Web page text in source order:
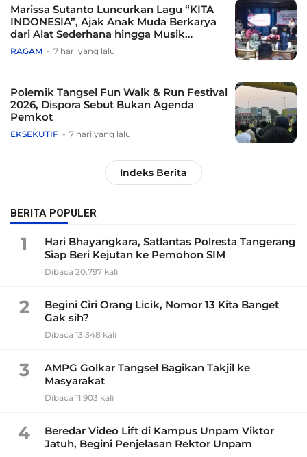
Marissa Sutanto Luncurkan Lagu “KITA
INDONESIA”, Ajak Anak Muda Berkarya
dari Alat Sederhana hingga Musik
Tradisional
RAGAM 7 hari yang lalu
Polemik Tangsel Fun Walk & Run Festival
2026, Dispora Sebut Bukan Agenda
Pemkot
EKSEKUTIF 7 hari yang lalu
Indeks Berita
BERITA POPULER
1
Hari Bhayangkara, Satlantas Polresta Tangerang
Siap Beri Kejutan ke Pemohon SIM
Dibaca 20.797 kali
2
Begini Ciri Orang Licik, Nomor 13 Kita Banget
Gak sih?
Dibaca 13.348 kali
3
AMPG Golkar Tangsel Bagikan Takjil ke
Masyarakat
Dibaca 11.903 kali
4
Beredar Video Lift di Kampus Unpam Viktor
Jatuh, Begini Penjelasan Rektor Unpam